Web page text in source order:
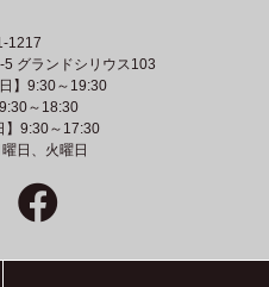
1217
グランドシリウス103
】9:30～19:30
～18:30
】9:30～17:30
日、火曜日